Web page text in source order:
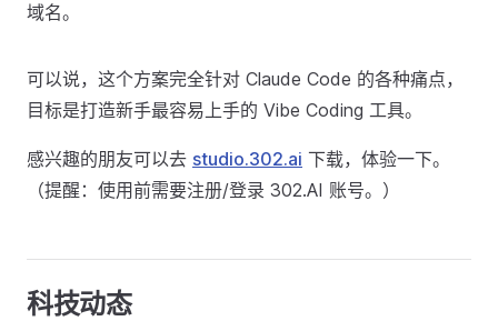
域名。
可以说，这个方案完全针对 Claude Code 的各种痛点，
目标是打造新手最容易上手的 Vibe Coding 工具。
感兴趣的朋友可以去 studio.302.ai 下载，体验一下。
（提醒：使用前需要注册/登录 302.AI 账号。）
科技动态